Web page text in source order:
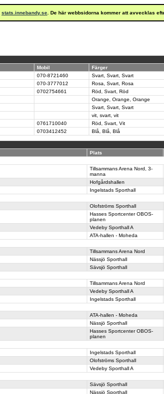
stats.innebandy.se . De här webbsidorna kommer att avvecklas
Mobil
Färger
070-8721460
Svart, Svart, Svart
070-3777012
Rosa, Svart, Rosa
0702754661
Röd, Svart, Röd
Orange, Orange, Orange
Svart, Svart, Svart
vit, svart, vit
0761710040
Röd, Svart, Vit
0703412452 Blå, Blå, Blå
Plats
Tillsammans Arena Nord, 3-
manna
Hofgårdshallen
Ingelstads Sporthall
Olofströms Sporthall
Hasses Sportcenter OBOS-
planen
Vedeby Sporthall A
ATA-hallen - Moheda
Tillsammans Arena Nord
Nässjö Sporthall
Sävsjö Sporthall
Tillsammans Arena Nord
Vedeby Sporthall A
Ingelstads Sporthall
ATA-hallen - Moheda
Nässjö Sporthall
Hasses Sportcenter OBOS-
planen
Ingelstads Sporthall
Olofströms Sporthall
Vedeby Sporthall A
Sävsjö Sporthall
Nässjö Sporthall